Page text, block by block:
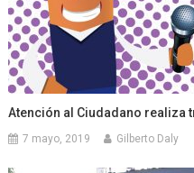
Atención al Ciudadano realiza
7 mayo, 2019 Gilberto Daly